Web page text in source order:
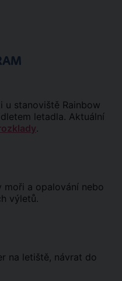
u stanoviště Rainbow
letadla. Aktuální
.
moři a opalování nebo
výletů.
na letiště, návrat do